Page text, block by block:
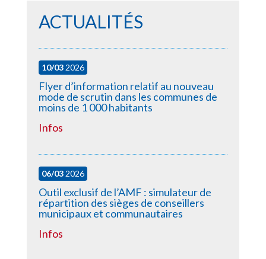
ACTUALITÉS
10/032026
Flyer d’information relatif au nouveau
mode de scrutin dans les communes de
moins de 1 000 habitants
Infos
06/032026
Outil exclusif de l’AMF : simulateur de
répartition des sièges de conseillers
municipaux et communautaires
Infos